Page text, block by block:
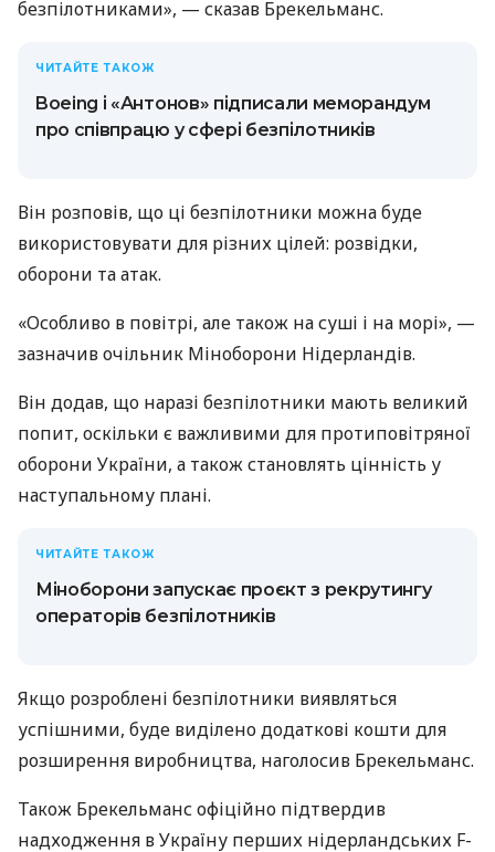
безпілотниками», — сказав Брекельманс.
ЧИТАЙТЕ ТАКОЖ
Boeing і «Антонов» підписали меморандум
про співпрацю у сфері безпілотників
Він розповів, що ці безпілотники можна буде
використовувати для різних цілей: розвідки,
оборони та атак.
«Особливо в повітрі, але також на суші і на морі», —
зазначив очільник Міноборони Нідерландів.
Він додав, що наразі безпілотники мають великий
попит, оскільки є важливими для протиповітряної
оборони України, а також становлять цінність у
наступальному плані.
ЧИТАЙТЕ ТАКОЖ
Міноборони запускає проєкт з рекрутингу
операторів безпілотників
Якщо розроблені безпілотники виявляться
успішними, буде виділено додаткові кошти для
розширення виробництва, наголосив Брекельманс.
Також Брекельманс офіційно підтвердив
надходження в Україну перших нідерландських F-